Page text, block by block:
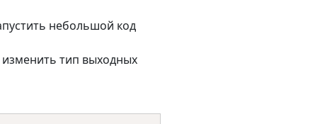
небольшой код
тип выходных